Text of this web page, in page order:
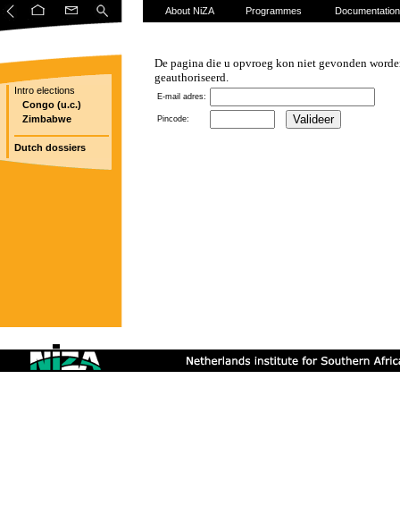
Intro elections
Congo (u.c.)
Zimbabwe
Dutch dossiers
About NiZA Programmes Documentation
De pagina die u opvroeg kon niet gevonden
geauthoriseerd.
E-mail adres:
Pincode: